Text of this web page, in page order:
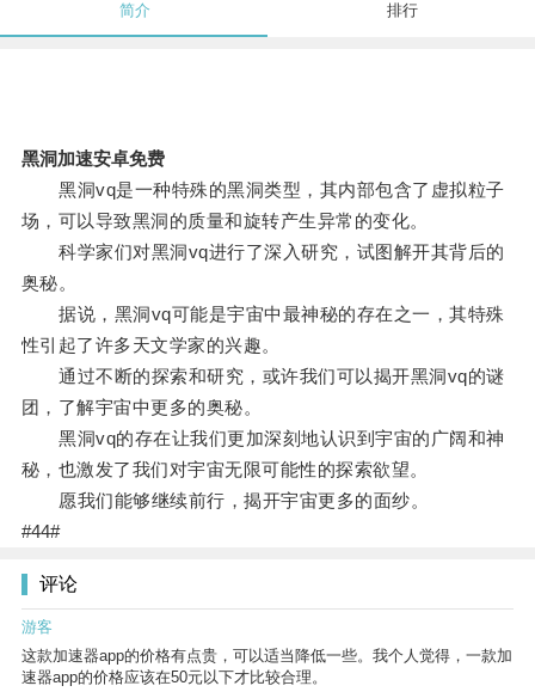
简介 排行
黑洞加速安卓免费
黑洞vq是一种特殊的黑洞类型，其内部包含了虚拟粒子
场，可以导致黑洞的质量和旋转产生异常的变化。
科学家们对黑洞vq进行了深入研究，试图解开其背后的
奥秘。
据说，黑洞vq可能是宇宙中最神秘的存在之一，其特殊
性引起了许多天文学家的兴趣。
通过不断的探索和研究，或许我们可以揭开黑洞vq的谜
团，了解宇宙中更多的奥秘。
黑洞vq的存在让我们更加深刻地认识到宇宙的广阔和神
秘，也激发了我们对宇宙无限可能性的探索欲望。
愿我们能够继续前行，揭开宇宙更多的面纱。
#44#
评论
游客
这款加速器app的价格有点贵，可以适当降低一些。我个人觉得，一款加
速器app的价格应该在50元以下才比较合理。